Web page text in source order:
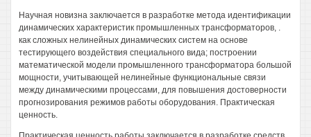
Научная новизна заключается в разработке метода идентификации
динамических характеристик промышленных трансформаторов, .
как сложных нелинейных динамических систем на основе
тестирующего воздействия специального вида; построении
математической модели промышленного трансформатора большой
мощности, учитывающей нелинейные функциональные связи
между динамическими процессами, для повышения достоверности
прогнозирования режимов работы оборудования. Практическая
ценность.